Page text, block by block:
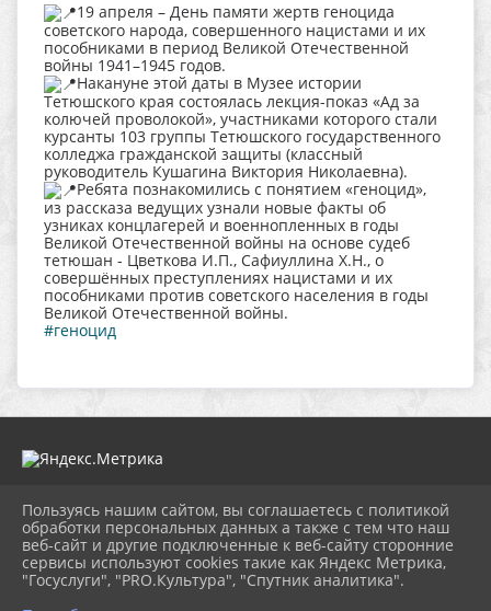
19 апреля – День памяти жертв геноцида
советского народа, совершенного нацистами и их
пособниками в период Великой Отечественной
войны 1941–1945 годов.
Накануне этой даты в Музее истории
Тетюшского края состоялась лекция-показ «Ад за
колючей проволокой», участниками которого стали
курсанты 103 группы Тетюшского государственного
колледжа гражданской защиты (классный
руководитель Кушагина Виктория Николаевна).
Ребята познакомились с понятием «геноцид»,
из рассказа ведущих узнали новые факты об
узниках концлагерей и военнопленных в годы
Великой Отечественной войны на основе судеб
тетюшан - Цветкова И.П., Сафиуллина Х.Н., о
совершённых преступлениях нацистами и их
пособниками против советского населения в годы
Великой Отечественной войны.
#геноцид
2026 г. muzeitet.ru
Вход
Карта сайта
Политика обработки персональных данных
Пользуясь нашим сайтом, вы соглашаетесь с политикой
обработки персональных данных а также с тем что наш
веб-сайт и другие подключенные к веб-сайту сторонние
сервисы используют cookies такие как Яндекс Метрика,
"Госуслуги", "PRO.Культура", "Спутник аналитика".